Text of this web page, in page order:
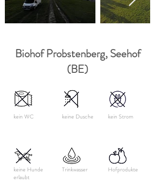
Biohof Probstenberg, Seehof
(BE)
kein WC
keine Hunde
erlaubt
kein Strom
keine Dusche
Trinkwasser Hofprodukte